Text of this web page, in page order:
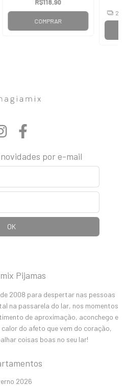
R$118,90
COMPRAR
2
por e-mail
Pijamas
2008 para despertar nas pessoas
na passarela do lar, nos momentos
de aproximação, aconchego e
do afeto que vem do coração,
coisas boas no seu lar!
2026